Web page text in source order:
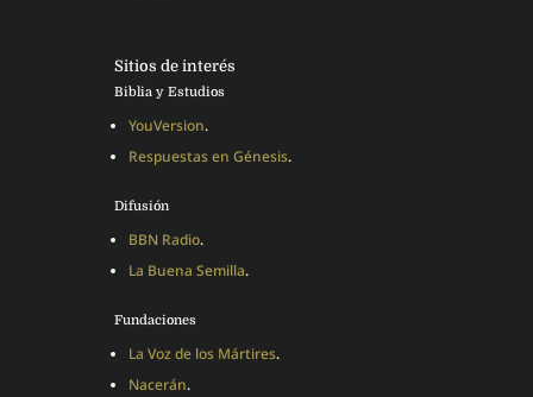
Sitios de interés
Biblia y Estudios
YouVersion.
Respuestas en Génesis.
Difusión
BBN Radio.
La Buena Semilla.
Fundaciones
La Voz de los Mártires.
Nacerán.